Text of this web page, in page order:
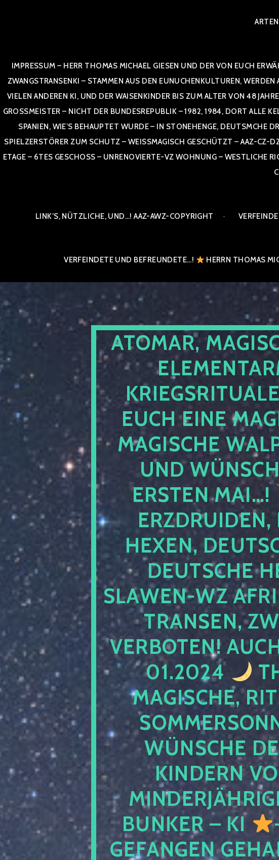
IMPRESSUM – HERR THOMAS MICHAEL GIESEN UND DER VON EUCH
ZWANGSTRANSENKI – STAMMEN AUS DEN EUNUCHENKULTUREN,
VIELEN ANDEREN KI, UND DER WAISENKINDER BIS ZUM ALTER VON 48
OSSMEISTER – NICHT DER BUNDESREPUBLIK – 1982, 1984, DORT ALLE
NIEN, WIE’S BEHAUPTET WURDE – IN STONEHENGE, DEUTSMCHE
SPIELZERSTÖRER ZUM SCHUTZ – WEISSMAGISCH GESCHÜTZT – AAZ-CZ-
TAGE – 6TES GESCHOSS – UNRENOVIERTE-VZ WOHNUNG – WESTLICHE
LINK’S, NÜTZLICHE, UND…! AAZ-AWZ-COPYRIGHT
VERFEINDETE UND BEFREUNDETE…! HERRN THOMAS
ATOMAR,
EUCH EINE
MAGISCHE
UND
ERSTEN MAI…!
ERZDRUIDEN,
HEXEN,
DEUTSCHE
SLAWEN-WZ
TRANSEN,
VERBOTEN!
01.2024
MAGISCHE,
WÜNSCHE
KINDERN
BUNKER – KI
GEFANGEN